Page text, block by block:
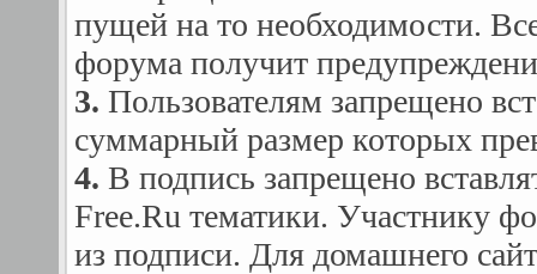
пущей на то необходимости.
форума получит
3. Пользователям запрещено
суммарный размер которых
4. В подпись запрещено
Free.Ru тематики. Участнику
из подписи. Для домашнего